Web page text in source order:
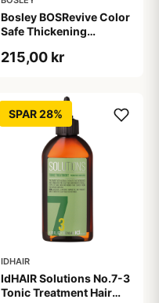
Bosley BOSRevive Color
Safe Thickening
215,00 kr
SPAR 28%
IDHAIR
IdHAIR Solutions No.7-3
Tonic Treatment Hair